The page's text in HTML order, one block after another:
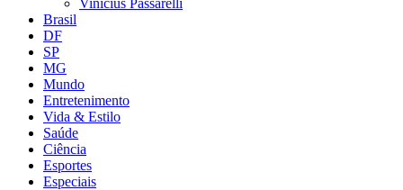
Brasil
DF
SP
MG
Mundo
Entretenimento
Vida & Estilo
Saúde
Ciência
Esportes
Especiais